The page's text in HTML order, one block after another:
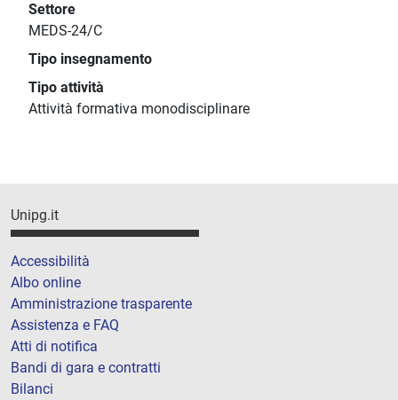
Settore
MEDS-24/C
Tipo insegnamento
Tipo attività
Attività formativa monodisciplinare
Unipg.it
Accessibilità
Albo online
Amministrazione trasparente
Assistenza e FAQ
Atti di notifica
Bandi di gara e contratti
Bilanci